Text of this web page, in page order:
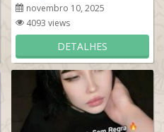
novembro 10, 2025
4093 views
DETALHES